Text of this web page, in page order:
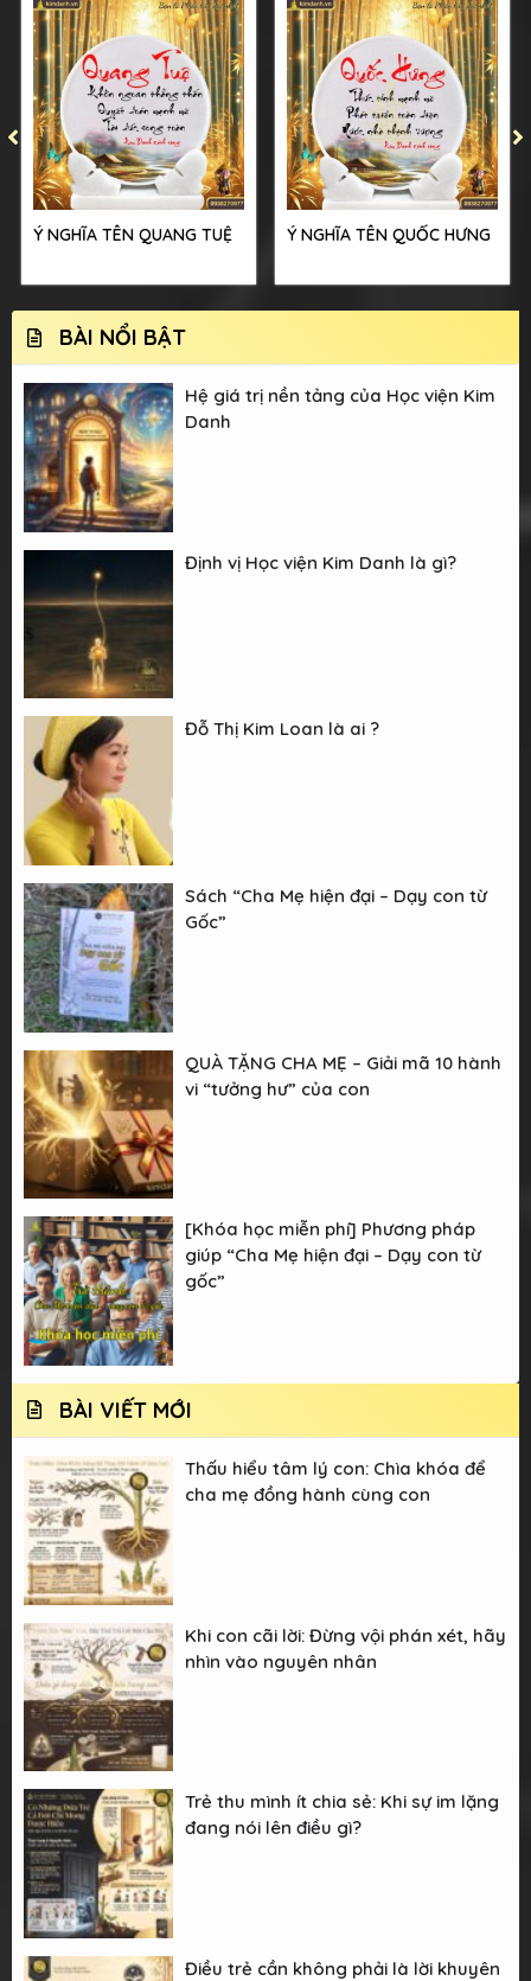
Ý NGHĨA TÊN QUANG TUỆ Ý NGHĨA TÊN QUỐC HƯNG
BÀI NỔI BẬT
Hệ giá trị nền tảng của Học viện Kim
Danh
Định vị Học viện Kim Danh là gì?
Đỗ Thị Kim Loan là ai ?
Sách “Cha Mẹ hiện đại – Dạy con từ
Gốc”
QUÀ TẶNG CHA MẸ – Giải mã 10 hành
vi “tưởng hư” của con
[Khóa học miễn phí] Phương pháp
giúp “Cha Mẹ hiện đại – Dạy con từ
gốc”
BÀI VIẾT MỚI
Thấu hiểu tâm lý con: Chìa khóa để
cha mẹ đồng hành cùng con
Khi con cãi lời: Đừng vội phán xét, hãy
nhìn vào nguyên nhân
Trẻ thu mình ít chia sẻ: Khi sự im lặng
đang nói lên điều gì?
Điều trẻ cần không phải là lời khuyên